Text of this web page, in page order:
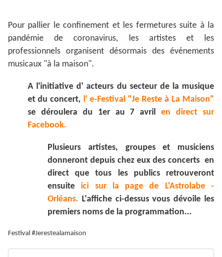
Pour pallier le confinement et les fermetures suite à la
pandémie de coronavirus, les artistes et les
professionnels organisent désormais des événements
musicaux "à la maison".
A l'initiative d' acteurs du secteur de la musique
et du concert, l' e-Festival "Je Reste à La Maison"
se déroulera du 1er au 7 avrilen direct sur
Facebook.
Plusieurs artistes, groupes et musiciens
donneront depuis chez eux des concerts en
direct que tous les publics retrouveront
ensuite ici sur la page de L'Astrolabe -
Orléans. L'affiche ci-dessus vous dévoile les
premiers noms de la programmation...
Festival #Jerestealamaison